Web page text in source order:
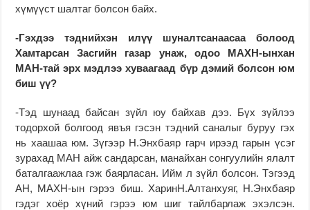
хүмүүст шалтаг болсон байх.
-Гэхдээ тэднийхэн илүү шуналтсанаасаа болоод
Хамтарсан Засгийн газар унаж, одоо МАХН-ынхан
МАН-тай эрх мэдлээ хуваагаад бүр дэмий болсон юм
биш үү?
-Тэд шунаад байсан зүйл юу байхав дээ. Бүх зүйлээ
тодорхой болгоод явъя гэсэн тэдний саналыг буруу гэх
нь хаашаа юм. Зүгээр Н.Энхбаяр гарч ирээд гарын үсэг
зурахад МАН айж сандарсан, манайхан сонгуулийн ялалт
баталгаажлаа гэж баярласан. Ийм л зүйл болсон. Тэгээд
АН, МАХН-ын гэрээ биш. ХаринН.Алтанхуяг, Н.Энхбаяр
гэдэг хоёр хүний гэрээ юм шиг тайлбарлаж эхэлсэн.